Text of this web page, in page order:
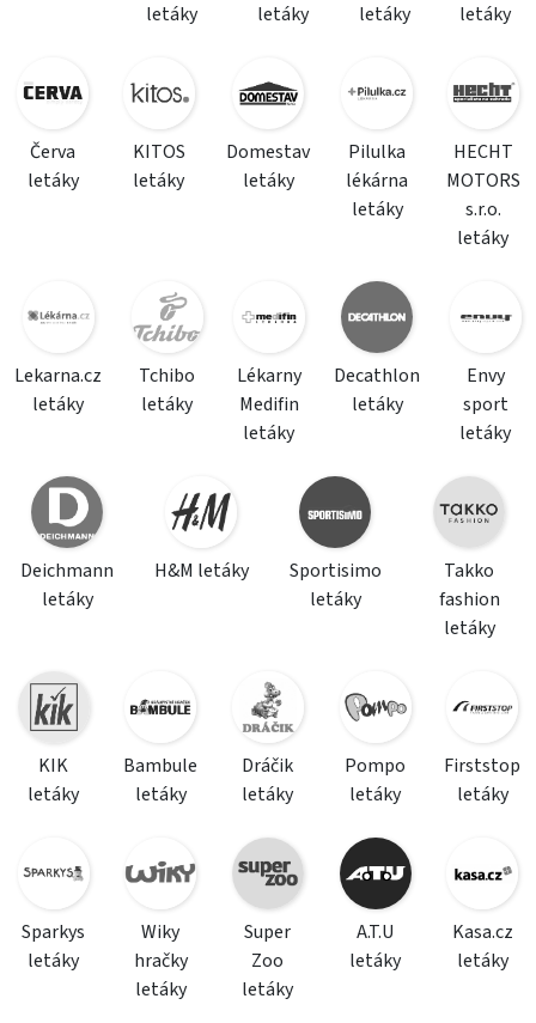
letáky
letáky
letáky
letáky
Červa
letáky
KITOS
letáky
Domestav
letáky
Pilulka
lékárna
letáky
HECHT
MOTORS
s.r.o.
letáky
Lekarna.cz
letáky
Tchibo
letáky
Lékarny
Medifin
letáky
Decathlon
letáky
Envy
sport
letáky
Deichmann
letáky
H&M letáky
Sportisimo
letáky
Takko
fashion
letáky
KIK
letáky
Bambule
letáky
Dráčik
letáky
Pompo
letáky
Firststop
letáky
Sparkys
letáky
Wiky
hračky
letáky
Super
Zoo
letáky
A.T.U
letáky
Kasa.cz
letáky